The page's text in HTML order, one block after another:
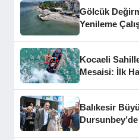
Gölcük
Yenileme
Kocaeli
Mesaisi: İlk
Balıkesir